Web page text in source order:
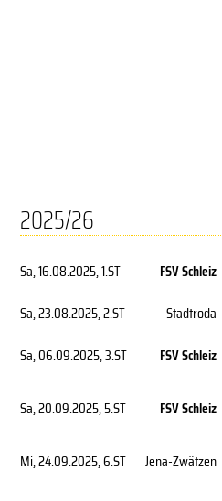
2025/26
Sa, 16.08.2025, 1.ST FSV Schleiz
Sa, 23.08.2025, 2.ST Stadtroda
Sa, 06.09.2025, 3.ST FSV Schleiz
Sa, 20.09.2025, 5.ST FSV Schleiz
Mi, 24.09.2025, 6.ST Jena-Zwätzen